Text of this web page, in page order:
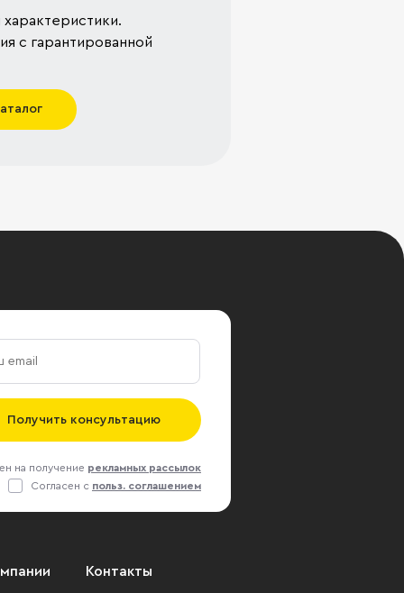
с гарантированной
Получить консультацию
на получение рекламных рассылок
Согласен с польз. соглашением
Контакты